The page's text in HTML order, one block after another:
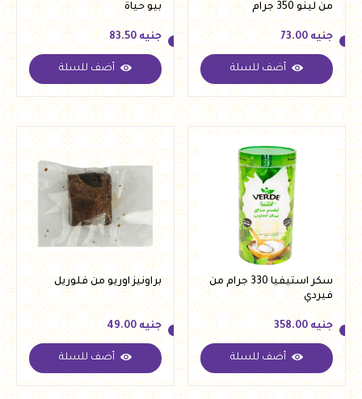
من لينو 350 جرام
جنيه
جنيه 73.00
أضف للسلة
بيو حياة
جنيه
جنيه 83.50
أضف للسلة
سكر استيفيا 330 جرام من
فيردي
جنيه
جنيه 358.00
أضف للسلة
براونيز اوريو من فلوريل
جنيه
جنيه 49.00
أضف للسلة